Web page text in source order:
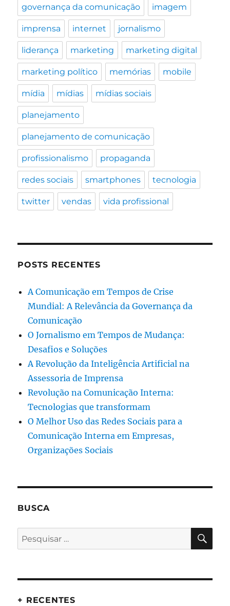
governança da comunicação imagem
imprensa internet jornalismo
liderança marketing marketing digital
marketing político memórias mobile
mídia mídias mídias sociais
planejamento
planejamento de comunicação
profissionalismo propaganda
redes sociais smartphones tecnologia
twitter vendas vida profissional
POSTS RECENTES
A Comunicação em Tempos de Crise
Mundial: A Relevância da Governança da
Comunicação
O Jornalismo em Tempos de Mudança:
Desafios e Soluções
A Revolução da Inteligência Artificial na
Assessoria de Imprensa
Revolução na Comunicação Interna:
Tecnologias que transformam
O Melhor Uso das Redes Sociais para a
Comunicação Interna em Empresas,
Organizações Sociais
BUSCA
Pesquisar
por:
+ RECENTES